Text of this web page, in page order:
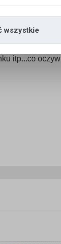
ręce
itp...co
wszystkie